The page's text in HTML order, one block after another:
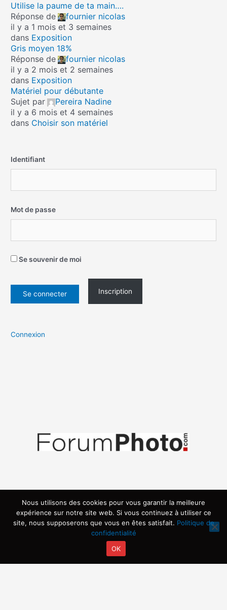
Utilise la paume de ta main….
Réponse de
fournier nicolas
il y a 1 mois et 3 semaines
dans Exposition
Gris moyen 18%
Réponse de
fournier nicolas
il y a 2 mois et 2 semaines
dans Exposition
Matériel pour débutante
Sujet par
Pereira Nadine
il y a 6 mois et 4 semaines
dans Choisir son matériel
Identifiant
Mot de passe
Se souvenir de moi
Inscription
Connexion
Copyright © 2026 | Propulsé par ARVIA
Nous utilisons des cookies pour vous garantir la meilleure
expérience sur notre site web. Si vous continuez à utiliser ce
site, nous supposerons que vous en êtes satisfait. Politique de
confidentialité
OK